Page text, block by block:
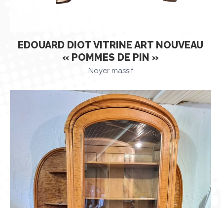
EDOUARD DIOT VITRINE ART NOUVEAU
« POMMES DE PIN »
Noyer massif